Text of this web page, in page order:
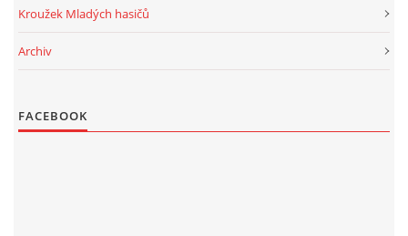
Kroužek Mladých hasičů
Archiv
FACEBOOK